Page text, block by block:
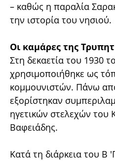
– καθώς η παραλία
την ιστορία του νησιού.
Οι καμάρες της
Στη δεκαετία του 1930
χρησιμοποιήθηκε ως
κομμουνιστών. Πάνω
εξορίστηκαν
ηγετικών στελεχών
Βαφειάδης.
Κατά τη διάρκεια του Β